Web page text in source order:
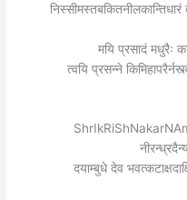
मयि प्रसादं मधुरैः
त्वयि प्रसन्ने
दयाम्बुधे देव